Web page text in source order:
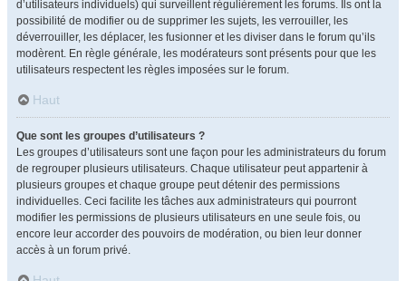
d’utilisateurs individuels) qui surveillent régulièrement les forums. Ils ont la
possibilité de modifier ou de supprimer les sujets, les verrouiller, les
déverrouiller, les déplacer, les fusionner et les diviser dans le forum qu’ils
modèrent. En règle générale, les modérateurs sont présents pour que les
utilisateurs respectent les règles imposées sur le forum.
Haut
Que sont les groupes d’utilisateurs ?
Les groupes d’utilisateurs sont une façon pour les administrateurs du forum
de regrouper plusieurs utilisateurs. Chaque utilisateur peut appartenir à
plusieurs groupes et chaque groupe peut détenir des permissions
individuelles. Ceci facilite les tâches aux administrateurs qui pourront
modifier les permissions de plusieurs utilisateurs en une seule fois, ou
encore leur accorder des pouvoirs de modération, ou bien leur donner
accès à un forum privé.